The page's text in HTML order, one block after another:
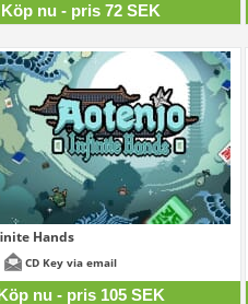
Köp nu - pris 72 SEK
Hands
CD Key via email
nu - pris 105 SEK